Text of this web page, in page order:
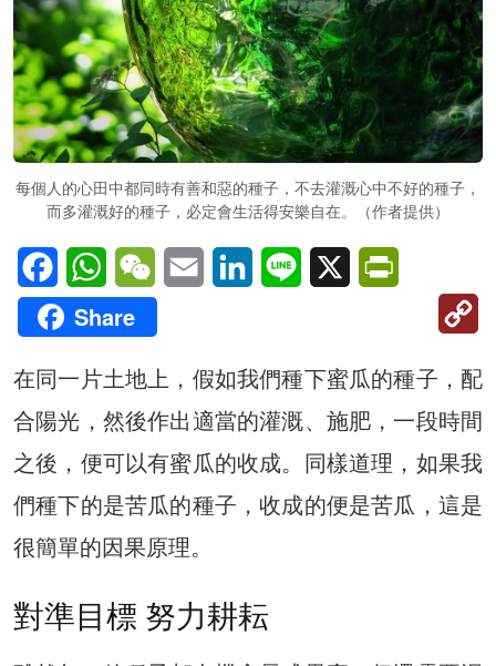
每個人的心田中都同時有善和惡的種子，不去灌溉心中不好的種子，
而多灌溉好的種子，必定會生活得安樂自在。（作者提供）
FacebookWhatsAppWeChatEmail LinkedInLine X
Share
在同一片土地上，假如我們種下蜜瓜的種子，配
合陽光，然後作出適當的灌溉、施肥，一段時間
之後，便可以有蜜瓜的收成。同樣道理，如果我
們種下的是苦瓜的種子，收成的便是苦瓜，這是
很簡單的因果原理。
對準目標 努力耕耘